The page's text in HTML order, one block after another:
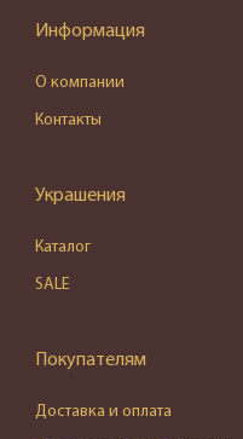
Информация
О компании
Контакты
Украшения
Каталог
SALE
Покупателям
Доставка и оплата